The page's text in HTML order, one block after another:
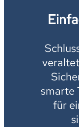
smarte
für